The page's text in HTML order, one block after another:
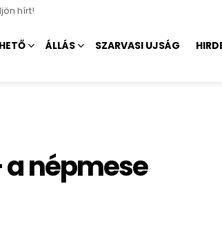
hírt!
ÁLLÁS SZARVASI UJSÁG
a népmese